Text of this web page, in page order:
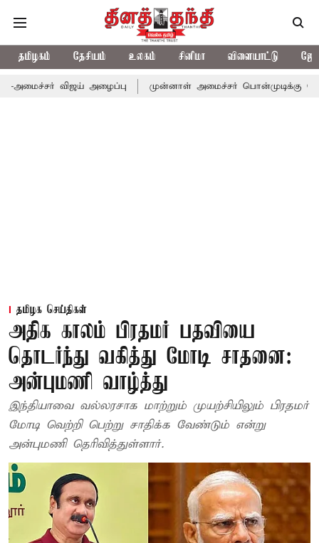
தமிழகம் தேசியம் உலகம் சினிமா விளையாட்டு
விஜய் அழைப்பு முன்னாள் அமைச்சர் பொன்முடிக்கு சென்னை
தமிழக செய்திகள்
அதிக காலம் பிரதமர் பதவியை
தொடர்ந்து வகித்து மோடி சாதனை:
அன்புமணி வாழ்த்து
இந்தியாவை வல்லரசாக மாற்றும் முயற்சியிலும் பிரதமர்
மோடி வெற்றி பெற்று சாதிக்க வேண்டும் என்று
அன்புமணி தெரிவித்துள்ளார்.